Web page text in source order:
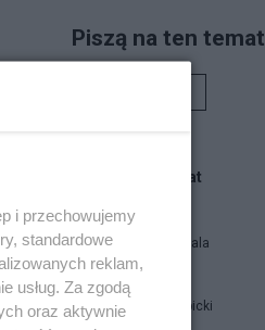
Piszą na ten temat
Blogi na ten temat
Siukum Balala
Jan Filip Libicki
i przechowujemy
standardowe
reklam,
usług. Za zgodą
oraz aktywnie